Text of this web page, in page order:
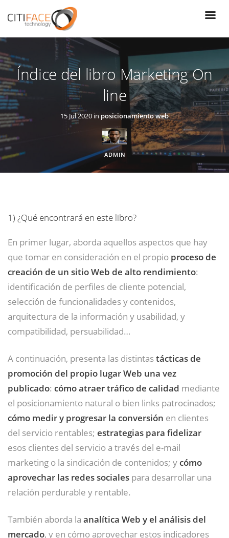
contenido
principal
Índice del libro Marketing On
line
15 Jul 2020 in posicionamiento web
ADMIN
1) ¿Qué encontrará en este libro?
En primer lugar, aborda aquellos aspectos que hay
que tomar en consideración en el propio proceso de
creación de un sitio Web de alto rendimiento:
identificación de perfiles de cliente potencial,
selección de funcionalidades y contenidos,
arquitectura de la información y usabilidad, y
compatibilidad, persuabilidad…
A continuación, presenta las distintastácticas de
promoción del propio lugar Web una vez
publicado: cómo atraer tráfico de calidad mediante
el posicionamiento natural o bien links patrocinados;
cómo medir y progresar la conversión en clientes
del servicio rentables; estrategias para fidelizar
esos clientes del servicio a través del e-mail
marketing o la sindicación de contenidos; ycómo
aprovechar las redes sociales para desarrollar una
relación perdurable y rentable.
También aborda la analítica Web y el análisis del
mercado, y en cómo aprovechar estos indicadores